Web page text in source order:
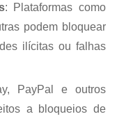
: Plataformas como
podem bloquear
ilícitas ou falhas
PayPal e outros
a bloqueios de